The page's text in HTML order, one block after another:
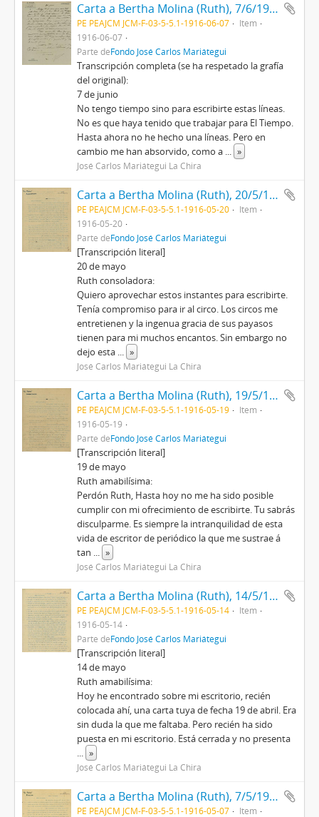
Carta a Bertha Molina (Ruth), 7/6/1916
PE PEAJCM JCM-F-03-5-5.1-1916-06-07
Item
1916-06-07
Parte deFondo José Carlos Mariátegui
Transcripción completa (se ha respetado la grafía
del original):
7 de junio
No tengo tiempo sino para escribirte estas líneas.
No es que haya tenido que trabajar para El Tiempo.
Hasta ahora no he hecho una líneas. Pero en
cambio me han absorvido, como a ... »
José Carlos Mariátegui La Chira
Carta a Bertha Molina (Ruth), 20/5/1916
PE PEAJCM JCM-F-03-5-5.1-1916-05-20
Item
1916-05-20
Parte deFondo José Carlos Mariátegui
[Transcripción literal]
20 de mayo
Ruth consoladora:
Quiero aprovechar estos instantes para escribirte.
Tenía compromiso para ir al circo. Los circos me
entretienen y la ingenua gracia de sus payasos
tienen para mi muchos encantos. Sin embargo no
dejo esta ... »
José Carlos Mariátegui La Chira
Carta a Bertha Molina (Ruth), 19/5/1916
PE PEAJCM JCM-F-03-5-5.1-1916-05-19
Item
1916-05-19
Parte deFondo José Carlos Mariátegui
[Transcripción literal]
19 de mayo
Ruth amabilísima:
Perdón Ruth, Hasta hoy no me ha sido posible
cumplir con mi ofrecimiento de escribirte. Tu sabrás
disculparme. Es siempre la intranquilidad de esta
vida de escritor de periódico la que me sustrae á
tan ... »
José Carlos Mariátegui La Chira
Carta a Bertha Molina (Ruth), 14/5/1916
PE PEAJCM JCM-F-03-5-5.1-1916-05-14
Item
1916-05-14
Parte deFondo José Carlos Mariátegui
[Transcripción literal]
14 de mayo
Ruth amabilísima:
Hoy he encontrado sobre mi escritorio, recién
colocada ahí, una carta tuya de fecha 19 de abril. Era
sin duda la que me faltaba. Pero recién ha sido
puesta en mi escritorio. Está cerrada y no presenta
... »
José Carlos Mariátegui La Chira
Carta a Bertha Molina (Ruth), 7/5/1916
PE PEAJCM JCM-F-03-5-5.1-1916-05-07
Item